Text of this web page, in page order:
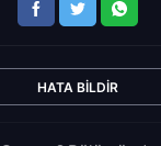
HATA BILDIR